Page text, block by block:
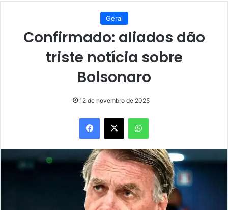
Geral
Confirmado: aliados dão
triste notícia sobre
Bolsonaro
12 de novembro de 2025
Facebook
X WhatsApp